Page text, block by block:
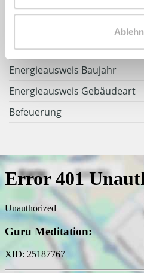
Energieausweis gültig bis
Energieausweis Jahrgang
Energieausweis Werteklasse
Energieausweis Baujahr
Energieausweis Gebäudeart
Befeuerung